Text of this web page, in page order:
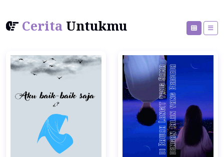
Cerita Untukmu